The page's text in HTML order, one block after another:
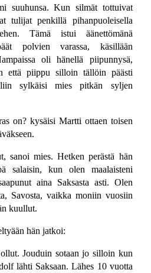
suuhunsa. Kun silmät tottuivat
tulijat penkillä pihanpuoleisella
Tämä istui äänettömänä
polvien varassa, käsillään
oli hänellä piipunnysä,
että piippu silloin tällöin päästi
sylkäisi mies pitkän syljen
on? kysäisi Martti ottaen toisen
mies. Hetken perästä hän
salaisin, kun olen maalaisteni
aina Saksasta asti. Olen
Savosta, vaikka moniin vuosiin
kuullut.
hän jatkoi:
Jouduin sotaan jo silloin kun
lähti Saksaan. Lähes 10 vuotta